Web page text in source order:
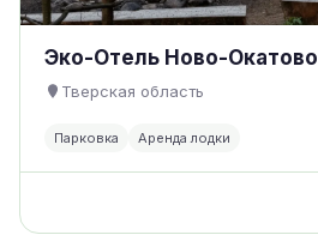
Эко-Отель Ново-Окатово
Тверская область
Парковка Аренда лодки